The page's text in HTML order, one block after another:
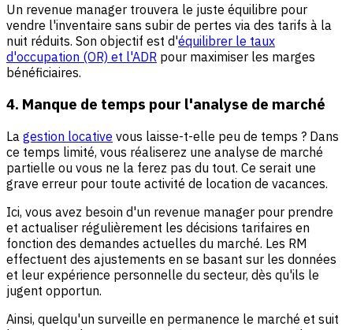
Un revenue manager trouvera le juste équilibre pour
vendre l'inventaire sans subir de pertes via des tarifs à la
nuit réduits. Son objectif est d'équilibrer le taux
d'occupation (OR) et l'ADR pour maximiser les marges
bénéficiaires.
4. Manque de temps pour l'analyse de marché
La gestion locative vous laisse-t-elle peu de temps ? Dans
ce temps limité, vous réaliserez une analyse de marché
partielle ou vous ne la ferez pas du tout. Ce serait une
grave erreur pour toute activité de location de vacances.
Ici, vous avez besoin d'un revenue manager pour prendre
et actualiser régulièrement les décisions tarifaires en
fonction des demandes actuelles du marché. Les RM
effectuent des ajustements en se basant sur les données
et leur expérience personnelle du secteur, dès qu'ils le
jugent opportun.
Ainsi, quelqu'un surveille en permanence le marché et suit